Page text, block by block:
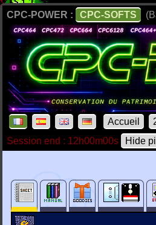
CPC-POWER : CPC-SOFTS
Accueil
Session end : 12h00m00s
Hide